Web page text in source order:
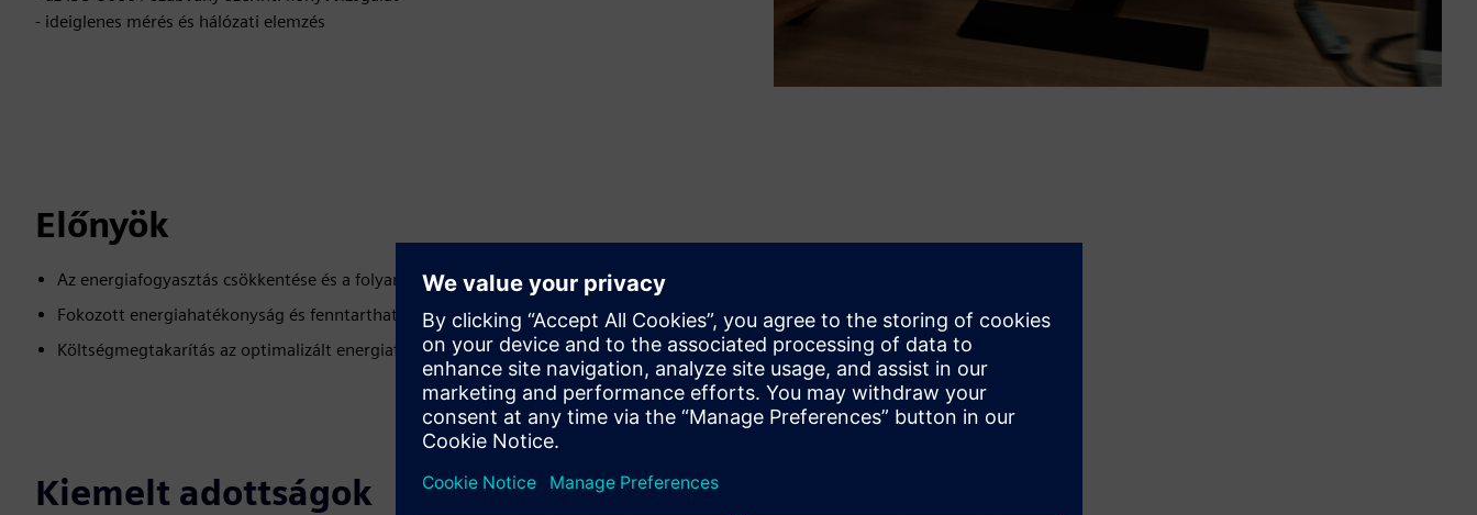
- ideiglenes mérés és hálózati elemzés
Előnyök
Az energiafogyasztás csökkentése és a folyamatok optimalizálása
Fokozott energiahatékonyság és fenntarthatóság
Költségmegtakarítás az optimalizált energiafogyasztás miatt
Kiemelt adottságok